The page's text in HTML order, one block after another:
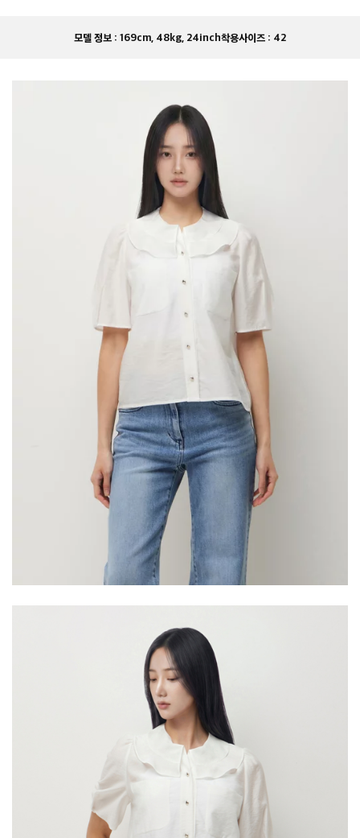
모델 정보 : 169cm, 48kg, 24inch착용사이즈 : 42